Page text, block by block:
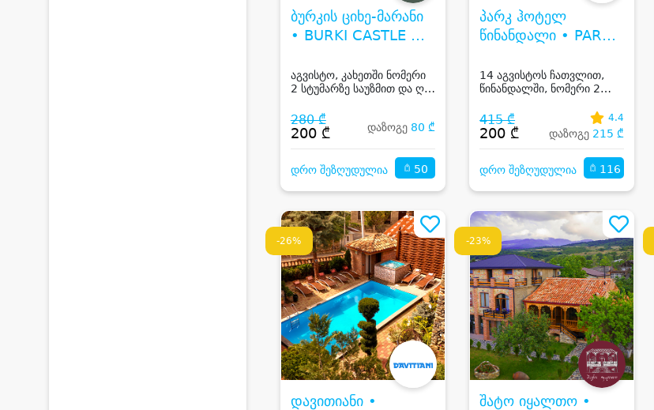
ბურკის ციხე-მარანი
• BURKI CASTLE &
აგვისტო, კახეთში ნომერი
2 სტუმარზე საუზმით და ღია
280 ₾
200 ₾ დაზოგე 80 ₾
დრო შეზღუდულია 50
პარკ ჰოტელ
წინანდალი • PARK
14 აგვისტოს ჩათვლით,
წინანდალში, ნომერი 2
ენ სემონინ სპას და
რესტორან პინოს
ფასდაკლებით
415 ₾
200 ₾
4.4
დაზოგე 215 ₾
დრო შეზღუდულია 116
-26%
დავითიანი •
-23%
შატო იყალთო •